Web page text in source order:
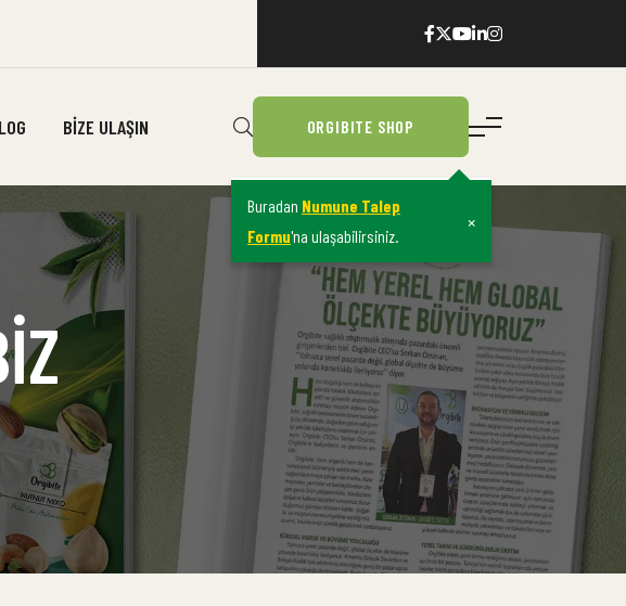
BIZE ULAŞIN ORGIBITE SHOP
Buradan Numune Talep
Formu'na ulaşabilirsiniz.
×